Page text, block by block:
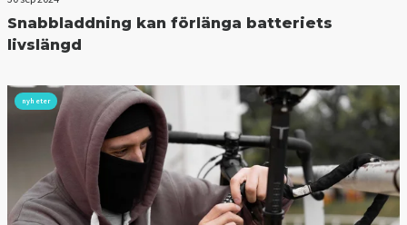
Snabbladdning kan förlänga batteriets
livslängd
nyheter